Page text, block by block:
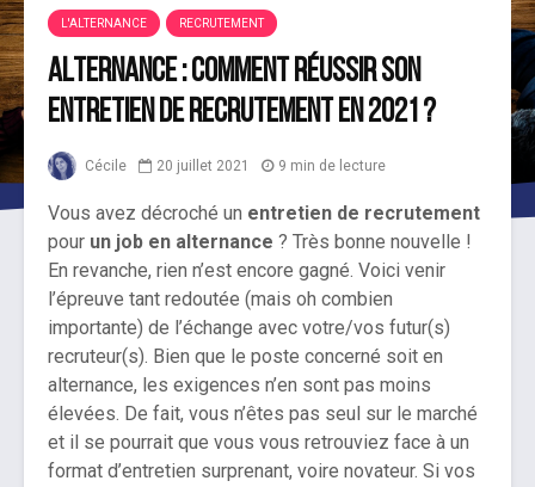
L'ALTERNANCE RECRUTEMENT
Alternance : comment réussir son
entretien de recrutement en 2021 ?
Cécile 20 juillet 2021 9 min de lecture
Vous avez décroché un entretien de recrutement
pour un job en alternance ? Très bonne nouvelle !
En revanche, rien n’est encore gagné. Voici venir
l’épreuve tant redoutée (mais oh combien
importante) de l’échange avec votre/vos futur(s)
recruteur(s). Bien que le poste concerné soit en
alternance, les exigences n’en sont pas moins
élevées. De fait, vous n’êtes pas seul sur le marché
et il se pourrait que vous vous retrouviez face à un
format d’entretien surprenant, voire novateur. Si vos